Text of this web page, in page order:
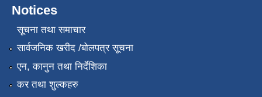
Notices
सूचना तथा समाचार
सार्वजनिक खरीद /बोलपत्र सूचना
एन, कानुन तथा निर्देशिका
कर तथा शुल्कहरु